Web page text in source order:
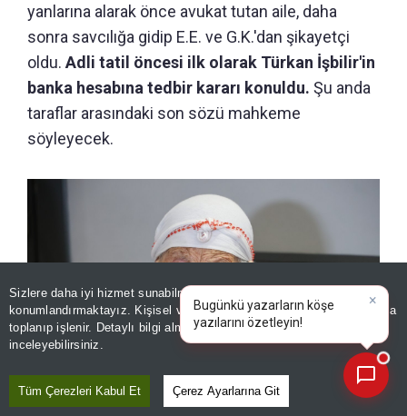
Sizlere daha iyi hizmet sunabilmek adına sitemizde
konumlandırmaktayız. Kişisel verileriniz, KVKK ve GDPR kapsamında
toplanıp işlenir. Detaylı bilgi almak içinAydınlatma Metnimizi
inceleyebilirsiniz.
Tüm Çerezleri Kabul Et Çerez Ayarlarına Git
yanlarına alarak önce avukat tutan aile, daha
sonra savcılığa gidip E.E. ve G.K.'dan şikayetçi
oldu. Adli tatil öncesi ilk olarak Türkan İşbilir'in
banka hesabına tedbir kararı konuldu. Şu anda
taraflar arasındaki son sözü mahkeme
söyleyecek.
Bugünkü y|